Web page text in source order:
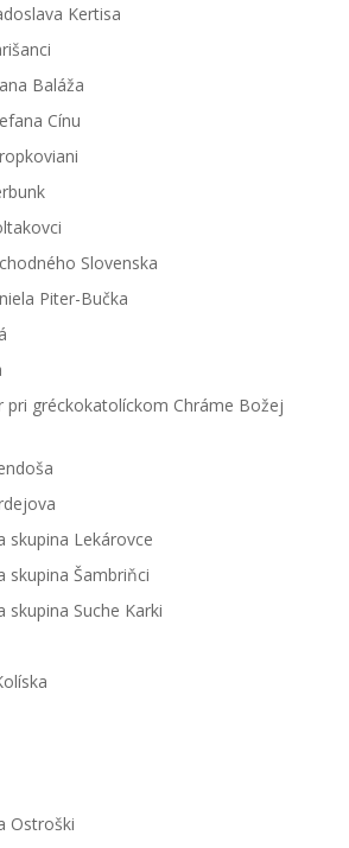
Kertisa
Baláža
Cínu
Slovenska
Piter-Bučka
pri gréckokatolíckom Chráme Božej
skupina Lekárovce
skupina Šambriňci
skupina Suche Karki
Ostroški